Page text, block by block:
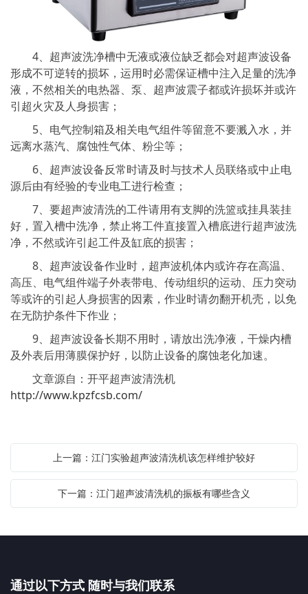
4、超声波洗净槽中无液或液位缺乏都会对超声波设备
形成不可逆转的损坏，运用时必需保证槽中注入足量的洗净
液，不然相关的电热器、泵、超声波震子都或许损坏并或许
引超火灾及人身损害；
5、电气控制箱及相关电气组件等留意不要溅入水，并
远离水蒸汽、腐蚀性气体、粉尘等；
6、超声波设备反常时请及时与技术人员联络或中止电
源后由有经验的专业电工进行检查；
7、要超声波清洗的工件请用有支脚的洗篮或挂具装挂
好，置入槽中洗净，禁止将工件直接置入槽底进行超声波洗
净，不然或许引起工件及缸底的损害；
8、超声波设备作业时，超声波机体内或许存在高温、
高压、电气组件端子外表带电、传动组织的运动、压力突动
等或许的引起人身损害的因素，作业时请勿翻开机壳，以免
在无防护条件下作业；
9、超声波设备长期不用时，请放出洗净液，干燥内槽
及外表后用薄膜保护好，以防止设备的腐蚀老化加速。
文章源自：开平超声波清洗机
http://www.kpzfcsb.com/
上一篇：江门实验超声波清洗机该怎样维护较好
下一篇：江门超声波清洗机的振板有哪些含义
通过以下方式 随时与我们联系